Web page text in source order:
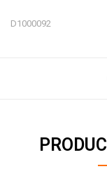
D1000092